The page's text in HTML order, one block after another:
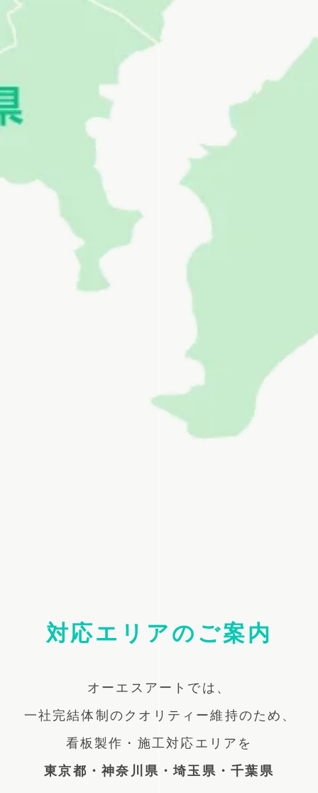
対応エリアのご案内
オーエスアートでは、
一社完結体制のクオリティー維持のため、
看板製作・施工対応エリアを
東京都・神奈川県・埼玉県・千葉県